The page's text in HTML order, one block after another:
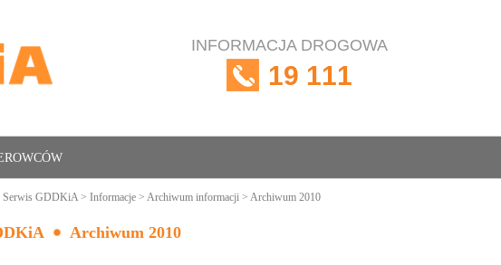
INFORMACJA DROGOWA
19 111
Serwis GDDKiA> Informacje > Archiwum informacji > Archiwum 2010
Archiwum 2010